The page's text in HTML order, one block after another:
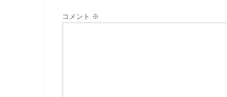
コメント ※